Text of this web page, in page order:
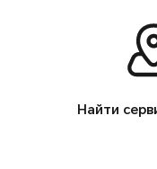
Найти